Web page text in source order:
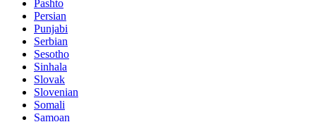
Pashto
Persian
Punjabi
Serbian
Sesotho
Sinhala
Slovak
Slovenian
Somali
Samoan